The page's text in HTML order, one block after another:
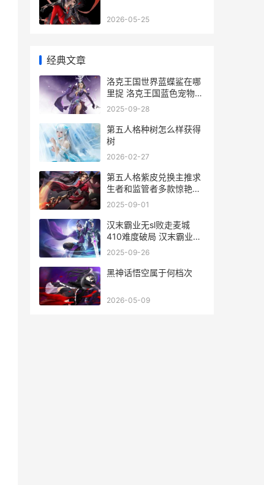
2026-05-25
经典文章
洛克王国世界蓝蝶鲨在哪
里捉 洛克王国蓝色宠物叫
什么
2025-09-28
第五人格种树怎么样获得
树
2026-02-27
第五人格紫皮兑换主推求
生者和监管者多款惊艳紫
皮 第五人格紫皮兑换码紫
2025-09-01
汉末霸业无sl败走麦城
410难度破局 汉末霸业无
伤攻城
2025-09-26
黑神话悟空属于何档次
2026-05-09